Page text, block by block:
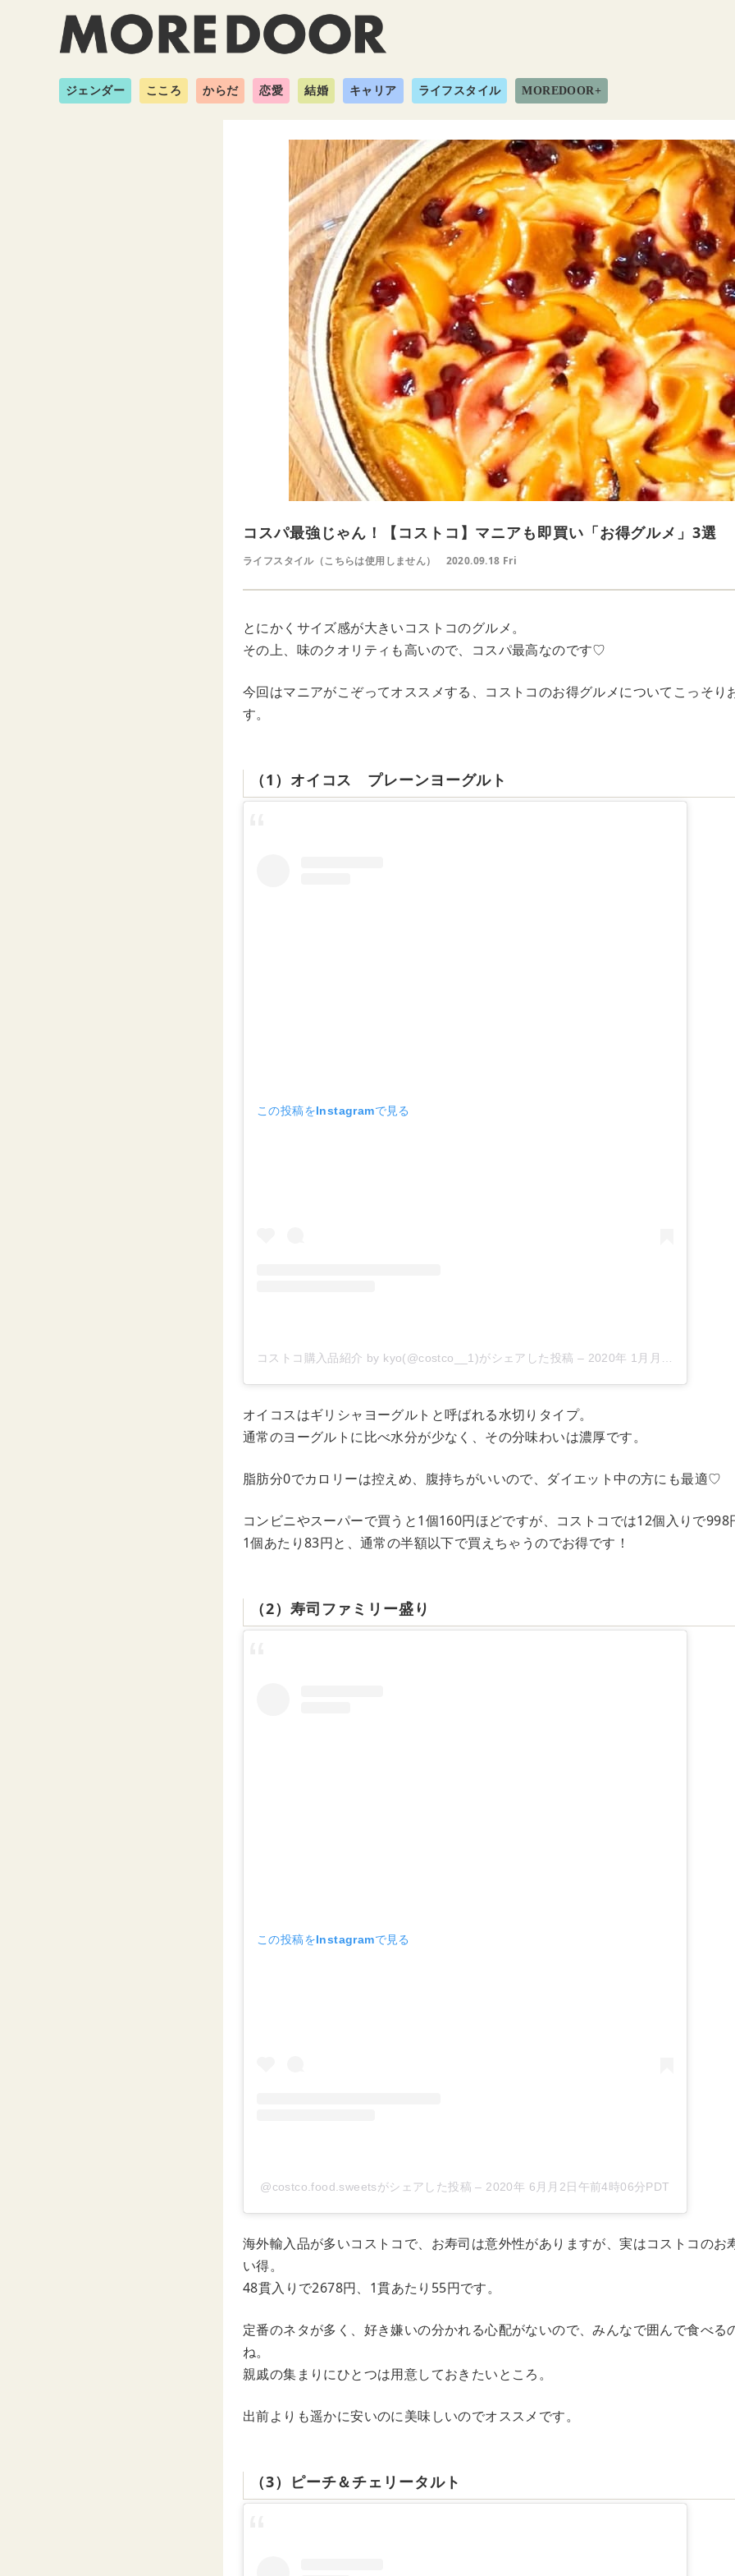
ジェンダー こころ からだ 恋愛 結婚 キャリア ライフスタイル MOREDOOR+
コスパ最強じゃん！【コストコ】マニアも即買い「お得グルメ」3選
ライフスタイル（こちらは使用しません） 2020.09.18 Fri
とにかくサイズ感が大きいコストコのグルメ。
その上、味のクオリティも高いので、コスパ最高なのです♡
今回はマニアがこぞってオススメする、コストコのお得グルメについてこっそり
す。
（1）オイコス プレーンヨーグルト
この投稿をInstagramで見る
コストコ購入品紹介 by kyo(@costco__1)がシェアした投稿 – 2020年 1月月31日午後10時53分PST
オイコスはギリシャヨーグルトと呼ばれる水切りタイプ。
通常のヨーグルトに比べ水分が少なく、その分味わいは濃厚です。
脂肪分0でカロリーは控えめ、腹持ちがいいので、ダイエット中の方にも最適♡
コンビニやスーパーで買うと1個160円ほどですが、コストコでは12個入りで998
1個あたり83円と、通常の半額以下で買えちゃうのでお得です！
（2）寿司ファミリー盛り
この投稿をInstagramで見る
@costco.food.sweetsがシェアした投稿 – 2020年 6月月2日午前4時06分PDT
海外輸入品が多いコストコで、お寿司は意外性がありますが、実はコストコのお
い得。
48貫入りで2678円、1貫あたり55円です。
定番のネタが多く、好き嫌いの分かれる心配がないので、みんなで囲んで食べる
ね。
親戚の集まりにひとつは用意しておきたいところ。
出前よりも遥かに安いのに美味しいのでオススメです。
（3）ピーチ＆チェリータルト